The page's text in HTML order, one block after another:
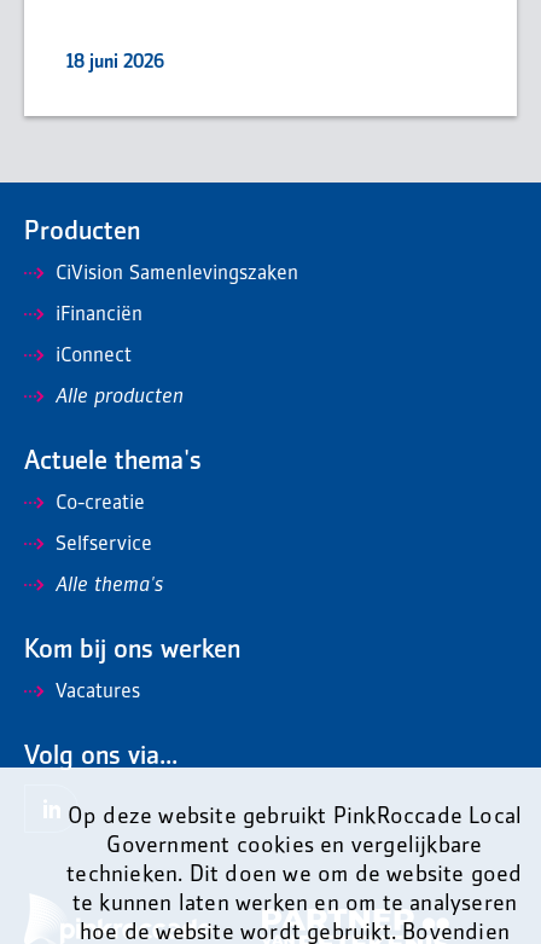
18 juni 2026
Op deze website gebruikt PinkRoccade Local
Government cookies en vergelijkbare
technieken. Dit doen we om de website goed
te kunnen laten werken en om te analyseren
hoe de website wordt gebruikt. Bovendien
Producten
CiVision Samenlevingszaken
iFinanciën
iConnect
Alle producten
Actuele thema's
Co-creatie
Selfservice
Alle thema's
Kom bij ons werken
Vacatures
Volg ons via...